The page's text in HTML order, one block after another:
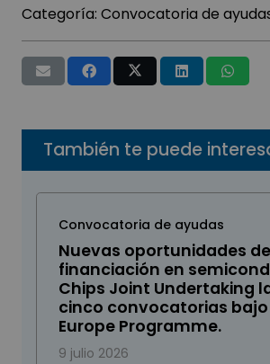
Categoría: Convocatoria de
También te puede
Convocatoria de ayudas
Nuevas oportunidades de
financiación en
Chips Joint Undertaking
cinco convocatorias bajo
Europe Programme.
9 julio 2026